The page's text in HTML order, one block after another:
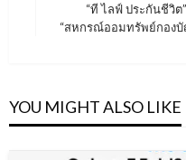
Next
“ที ไลฟ์ ประกันชีวิ
“สหกรณ์ออมทรัพย์กอง
YOU MIGHT ALSO LIKE